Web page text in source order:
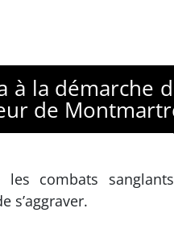
à la
de
combats
s’aggraver.